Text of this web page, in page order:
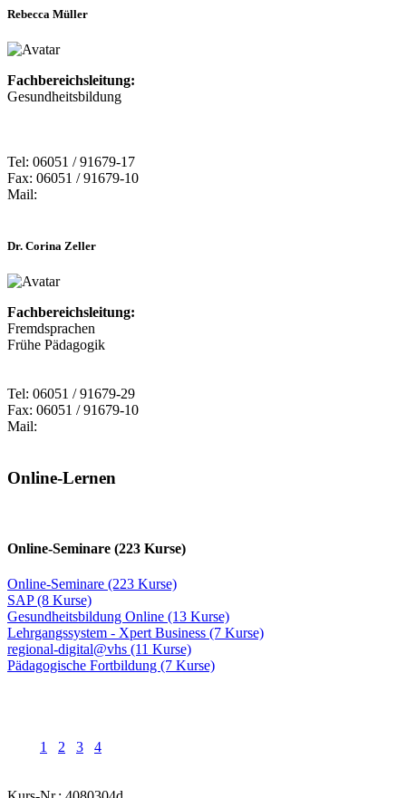
Rebecca Müller
Fachbereichsleitung:
Gesundheitsbildung
Tel: 06051 / 91679-17
Fax: 06051 / 91679-10
Mail:
Dr. Corina Zeller
Fachbereichsleitung:
Fremdsprachen
Frühe Pädagogik
Tel: 06051 / 91679-29
Fax: 06051 / 91679-10
Mail:
Online-Lernen
Online-Seminare (223 Kurse)
Online-Seminare (223 Kurse)
SAP (8 Kurse)
Gesundheitsbildung Online (13 Kurse)
Lehrgangssystem - Xpert Business (7 Kurse)
regional-digital@vhs (11 Kurse)
Pädagogische Fortbildung (7 Kurse)
1 2 3 4